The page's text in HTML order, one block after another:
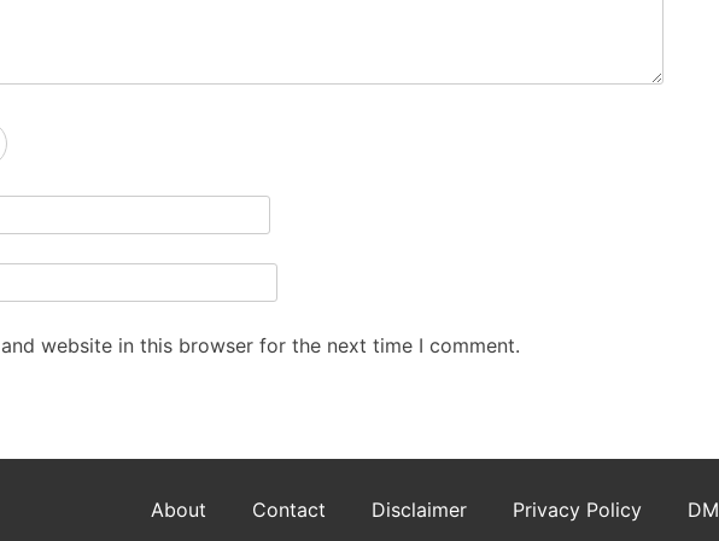
website in this browser for the next time I comment.
About Contact Disclaimer Privacy Policy